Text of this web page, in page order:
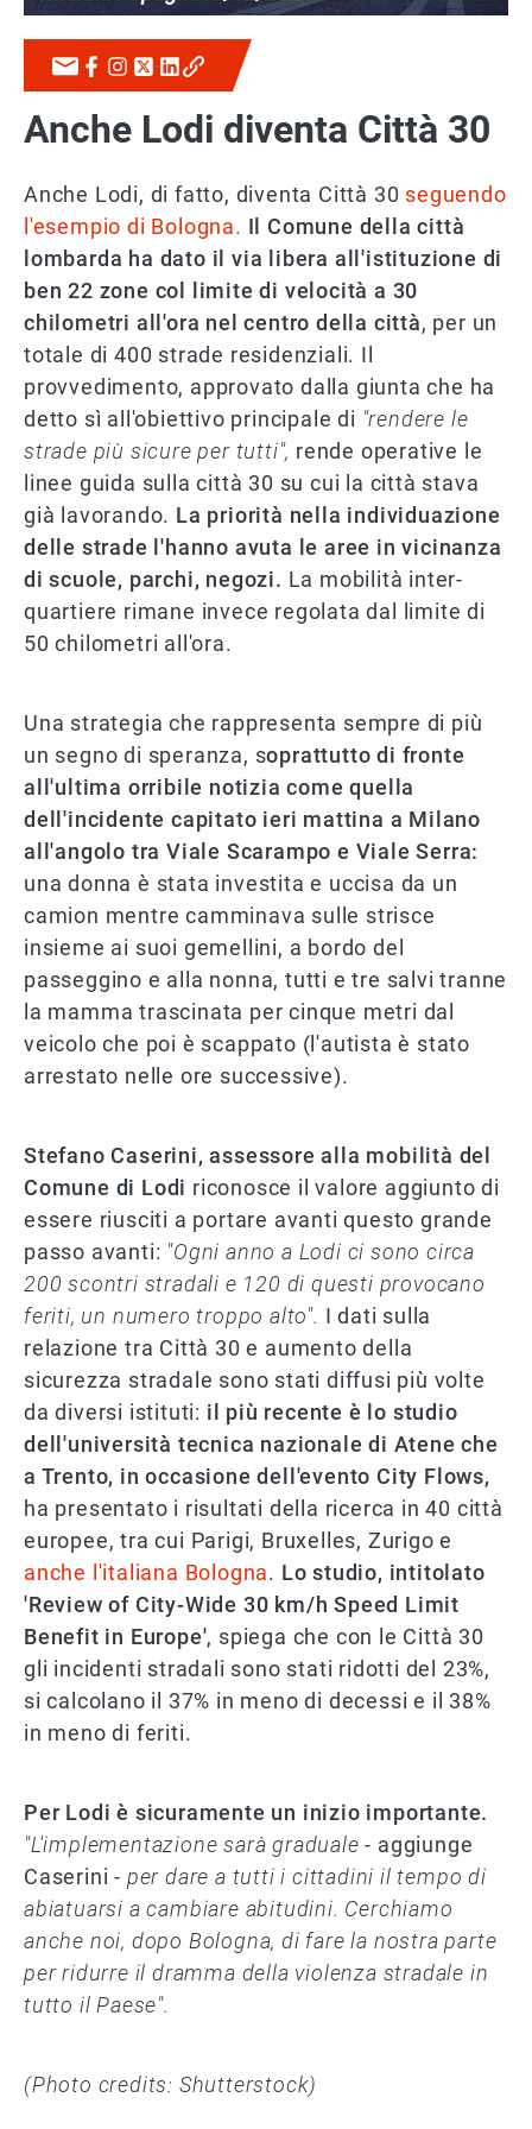
Anche Lodi diventa Città 30
Anche Lodi, di fatto, diventa Città 30 seguendo
l'esempio di Bologna. Il Comune della città
lombarda ha dato il via libera all'istituzione di
ben 22 zone col limite di velocità a 30
chilometri all'ora nel centro della città, per un
totale di 400 strade residenziali. Il
provvedimento, approvato dalla giunta che ha
detto sì all'obiettivo principale di "rendere le
strade più sicure per tutti", rende operative le
linee guida sulla città 30 su cui la città stava
già lavorando. La priorità nella individuazione
delle strade l'hanno avuta le aree in vicinanza
di scuole, parchi, negozi. La mobilità inter-
quartiere rimane invece regolata dal limite di
50 chilometri all'ora.
Una strategia che rappresenta sempre di più
un segno di speranza, soprattutto di fronte
all'ultima orribile notizia come quella
dell'incidente capitato ieri mattina a Milano
all'angolo tra Viale Scarampo e Viale Serra:
una donna è stata investita e uccisa da un
camion mentre camminava sulle strisce
insieme ai suoi gemellini, a bordo del
passeggino e alla nonna, tutti e tre salvi tranne
la mamma trascinata per cinque metri dal
veicolo che poi è scappato (l'autista è stato
arrestato nelle ore successive).
Stefano Caserini, assessore alla mobilità del
Comune di Lodi riconosce il valore aggiunto di
essere riusciti a portare avanti questo grande
passo avanti: "Ogni anno a Lodi ci sono circa
200 scontri stradali e 120 di questi provocano
feriti, un numero troppo alto". I dati sulla
relazione tra Città 30 e aumento della
sicurezza stradale sono stati diffusi più volte
da diversi istituti: il più recente è lo studio
dell'università tecnica nazionale di Atene che
a Trento, in occasione dell'evento City Flows,
ha presentato i risultati della ricerca in 40 città
europee, tra cui Parigi, Bruxelles, Zurigo e
anche l'italiana Bologna. Lo studio, intitolato
'Review of City-Wide 30 km/h Speed Limit
Benefit in Europe', spiega che con le Città 30
gli incidenti stradali sono stati ridotti del 23%,
si calcolano il 37% in meno di decessi e il 38%
in meno di feriti.
Per Lodi è sicuramente un inizio importante.
"L'implementazione sarà graduale- aggiunge
Caserini - per dare a tutti i cittadini il tempo di
abiatuarsi a cambiare abitudini. Cerchiamo
anche noi, dopo Bologna, di fare la nostra parte
per ridurre il dramma della violenza stradale in
tutto il Paese".
(Photo credits: Shutterstock)